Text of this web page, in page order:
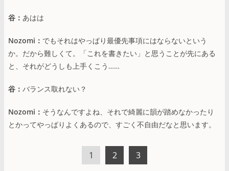
谷： あはは
Nozomi： でもそれはやっぱり最優先事項にはならないという
か。だから難しくて。「これを書きたい」と思うことが先にある
と、それがどうしも上手くこう……
谷： バランス取れない？
Nozomi： そうなんですよね、それで綺麗に韻が踏めなかったり
とかってやっぱりよくあるので、すごく不自由だなと思います。
1 2 3